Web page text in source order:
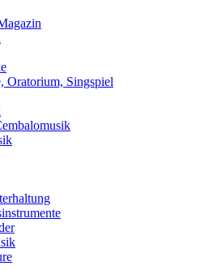
Oratorium, Singspiel